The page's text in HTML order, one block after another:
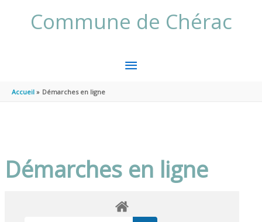
Commune de Chérac
MENU
Accueil Démarches en ligne
Démarches en ligne